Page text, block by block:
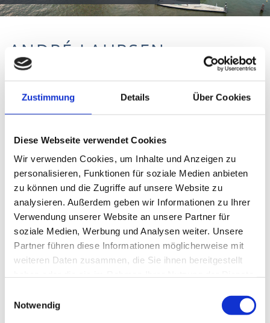
Zustimmung Details Über Cookies
Diese Webseite verwendet Cookies
Wir verwenden Cookies, um Inhalte und Anzeigen zu
personalisieren, Funktionen für soziale Medien anbieten
zu können und die Zugriffe auf unsere Website zu
analysieren. Außerdem geben wir Informationen zu Ihrer
Verwendung unserer Website an unsere Partner für
soziale Medien, Werbung und Analysen weiter. Unsere
Partner führen diese Informationen möglicherweise mit
weiteren Daten zusammen, die Sie ihnen bereitgestellt
Notwendig
ANDRÉ LAHRSEN
MALER- UND LACKIERARBEITEN
VOM PROFI
Ob
Altbau
sanier
ung
oder
Archit
ektenp
lanung
. Wir beraten und unterstützen Sie von Ihrer
ersten Idee bis zur fertigen Ausführung und sind
immer Ihr kompetenter Ansprechpartner.